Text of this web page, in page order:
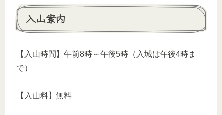
入山案内
【入山時間】午前8時～午後5時（入城は午後4時ま
で）
【入山料】無料